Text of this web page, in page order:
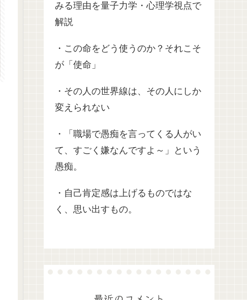
みる理由を量子力学・心理学視点で
解説
・この命をどう使うのか？それこそ
が「使命」
・その人の世界線は、その人にしか
変えられない
・「職場で愚痴を言ってくる人がい
て、すごく嫌なんですよ～」という
愚痴。
・自己肯定感は上げるものではな
く、思い出すもの。